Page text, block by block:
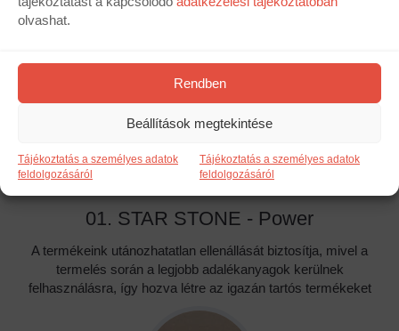
olvashat.
Rendben
Beállítások megtekintése
Tájékoztatás a személyes adatok
feldolgozásáról
Tájékoztatás a személyes adatok
feldolgozásáról
01. STAR STONE - Power
A termékeink utánozhatatlan ellenállását biztosítja, mivel a
termelés során a legjobb adalékanyagok kerülnek
felhasználásra, így hozva létre az igazán tartós termékeket